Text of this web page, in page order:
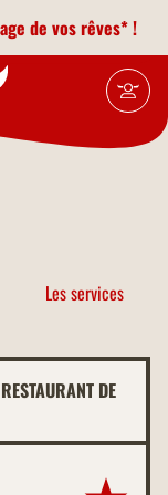
de vos rêves* !
Les services
DE